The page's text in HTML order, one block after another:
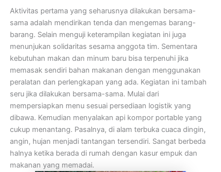
Aktivitas pertama yang seharusnya dilakukan bersama-
sama adalah mendirikan tenda dan mengemas barang-
barang. Selain menguji keterampilan kegiatan ini juga
menunjukan solidaritas sesama anggota tim. Sementara
kebutuhan makan dan minum baru bisa terpenuhi jika
memasak sendiri bahan makanan dengan menggunakan
peralatan dan perlengkapan yang ada. Kegiatan ini tambah
seru jika dilakukan bersama-sama. Mulai dari
mempersiapkan menu sesuai persediaan logistik yang
dibawa. Kemudian menyalakan api kompor portable yang
cukup menantang. Pasalnya, di alam terbuka cuaca dingin,
angin, hujan menjadi tantangan tersendiri. Sangat berbeda
halnya ketika berada di rumah dengan kasur empuk dan
makanan yang memadai.